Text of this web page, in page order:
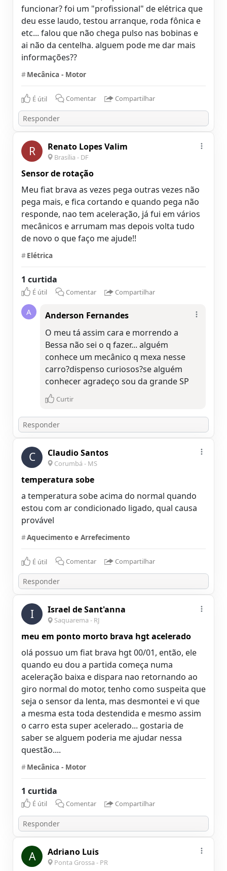
funcionar? foi um "profissional" de elétrica que
deu esse laudo, testou arranque, roda fônica e
etc... falou que não chega pulso nas bobinas e
ai não da centelha. alguem pode me dar mais
informações??
#Mecânica - Motor
É útil Comentar Compartilhar
R Renato Lopes Valim
Brasília - DF
Sensor de rotação
Meu fiat brava as vezes pega outras vezes não
pega mais, e fica cortando e quando pega não
responde, nao tem aceleração, já fui em vários
mecânicos e arrumam mas depois volta tudo
de novo o que faço me ajude!!
#Elétrica
1 curtida
É útil Comentar Compartilhar
A
Anderson Fernandes
O meu tá assim cara e morrendo a
Bessa não sei o q fazer... alguém
conhece um mecânico q mexa nesse
carro?dispenso curiosos?se alguém
conhecer agradeço sou da grande SP
Curtir
C Claudio Santos
Corumbá - MS
temperatura sobe
a temperatura sobe acima do normal quando
estou com ar condicionado ligado, qual causa
provável
#Aquecimento e Arrefecimento
É útil Comentar Compartilhar
I Israel de Sant'anna
Saquarema - RJ
meu em ponto morto brava hgt acelerado
olá possuo um fiat brava hgt 00/01, então, ele
quando eu dou a partida começa numa
aceleração baixa e dispara nao retornando ao
giro normal do motor, tenho como suspeita que
seja o sensor da lenta, mas desmontei e vi que
a mesma esta toda destendida e mesmo assim
o carro esta super acelerado... gostaria de
saber se alguem poderia me ajudar nessa
#Mecânica - Motor
1 curtida
É útil Comentar Compartilhar
A Adriano Luis
Ponta Grossa - PR